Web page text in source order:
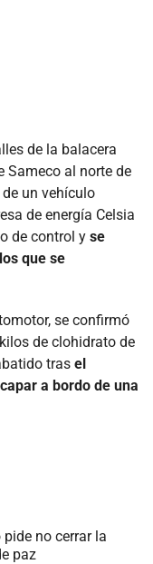
de la balacera
Sameco al norte de
un vehículo
de energía Celsia
de control y se
que se
se confirmó
de clohidrato de
tras el
a bordo de una
no cerrar la
paz